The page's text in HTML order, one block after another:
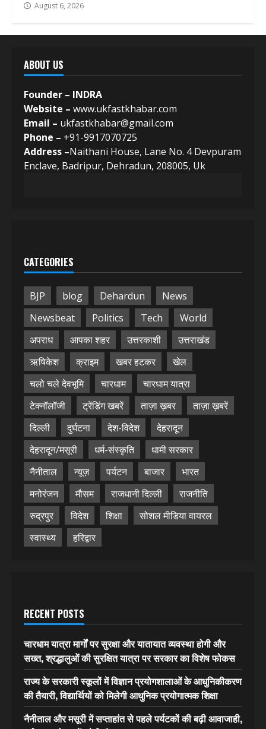
August 6, 2026
ABOUT US
Founder – INDRA
Website – www.ukfastkhabar.com
Email – ukfastkhabar@gmail.com
Phone – +91-9917070725
Address –Naithani House, Lane No. 4 Devpuram
Enclave, Badripur, Dehradun, 208005, Uk
CATEGORIES
BJP blog Dehardun
News
Newsbeat
Politics Tech
World
अपराध
आपका शहर उत्तरकाशी
उत्तराखंड
ऋषिकेश
क्राइम खबर हटकर
खेल
चलो चले देवभूमि
चारधाम
चारधाम यात्रा
टेक्नॉलॉजी
ट्रेंडिंग खबरें ताज़ा ख़बर
ताज़ा ख़बरें
दिल्ली
दुर्घटना देश-विदेश
देहरादून
देहरादून/मसूरी
धर्म-संस्कृति
धामी सरकार
नैनीताल
न्यूज़ पर्यटन बाजार
भारत
मनोरंजन
मौसम राजधानी दिल्ली
राजनीति
रुद्रपुर
विदेश शिक्षा
सोशल मीडिया वायरल
स्वास्थ्य
हरिद्वार
RECENT POSTS
चारधाम यात्रा मार्गों पर सुरक्षा और यातायात व्यवस्था होगी और
सख्त, श्रद्धालुओं की सुरक्षित यात्रा पर सरकार का विशेष फोकस
राज्य के सरकारी स्कूलों में विज्ञान प्रयोगशालाओं के आधुनिकीकरण
की तैयारी, विद्यार्थियों को मिलेगी आधुनिक प्रयोगात्मक शिक्षा
नैनीताल और मसूरी में सप्ताहांत से पहले पर्यटकों की बढ़ी आवाजाही,